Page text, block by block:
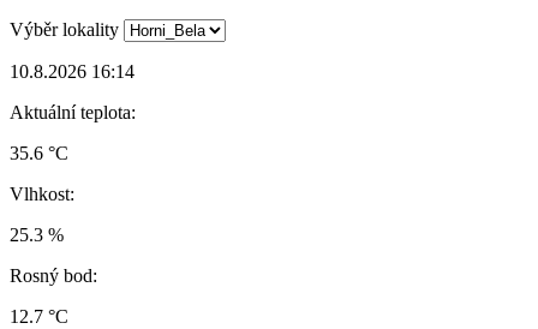
Výběr lokality
10.8.2026 16:14
Aktuální teplota:
35.6 °C
Vlhkost:
25.3 %
Rosný bod:
12.7 °C